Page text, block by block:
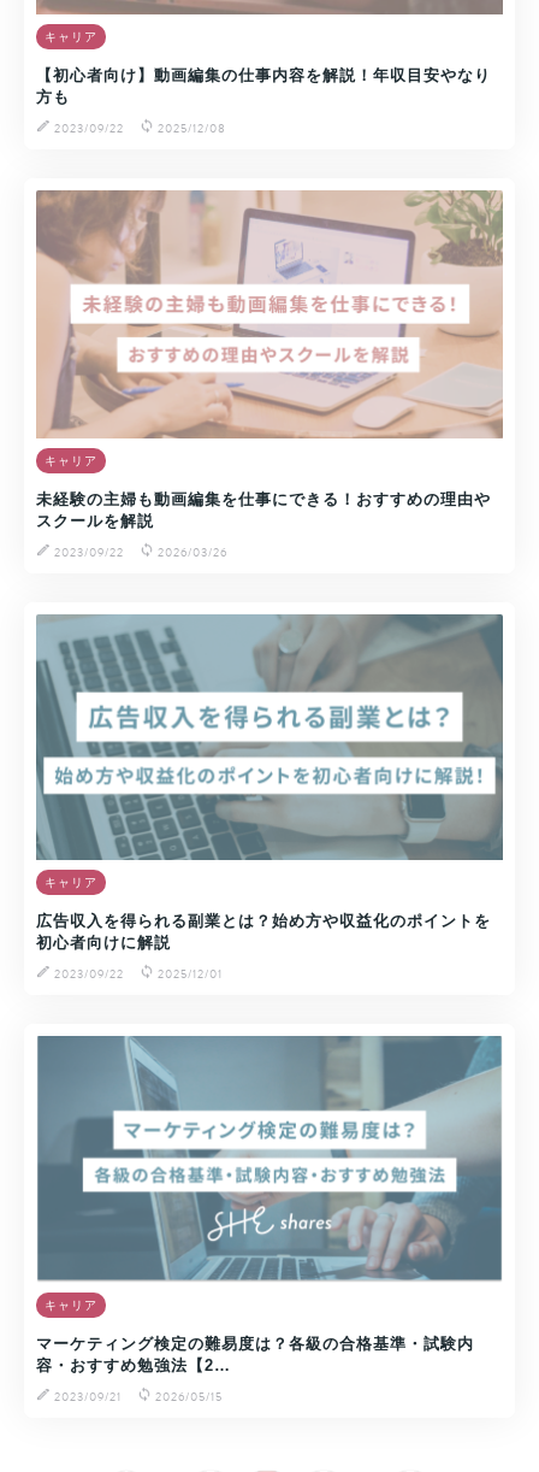
キャリア
【初心者向け】動画編集の仕事内容を解説！年収目安やなり
方も
2023/09/22
2025/12/08
キャリア
未経験の主婦も動画編集を仕事にできる！おすすめの理由や
スクールを解説
2023/09/22
2026/03/26
キャリア
広告収入を得られる副業とは？始め方や収益化のポイントを
初心者向けに解説
2023/09/22
2025/12/01
キャリア
マーケティング検定の難易度は？各級の合格基準・試験内
容・おすすめ勉強法【2…
2023/09/21
2026/05/15